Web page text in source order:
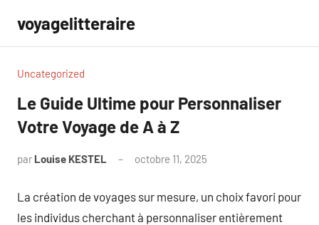
contenu
voyagelitteraire
Uncategorized
Le Guide Ultime pour Personnaliser
Votre Voyage de A à Z
par Louise KESTEL octobre 11, 2025
La création de voyages sur mesure, un choix favori pour
les individus cherchant à personnaliser entièrement